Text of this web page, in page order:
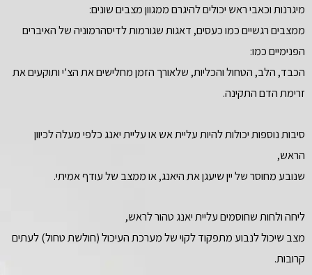
מיגרנות וכאבי ראש יכולים להיגרם ממגוון מצבים שונים:
ממצבים רגשיים כמו כעסים, דאגות שגורמות לדיסהרמוניה של האיברים
הפנימיים כמו:
הכבד, הלב, הטחול והכליות, שלאורך הזמן מחלישים את הצ'י ותוקעים את
זרימת הדם התקינה.
סיבות נוספות יכולות להיות עליית אש או עליית יאנג כלפי מעלה לכיוון
הראש,
שנובע מחוסר של יין שיעגן את היאנג, או ממצב של עודף אמיתי.
ליחה ולחות שחוסמים עליית יאנג טהור לראש,
מצב שיכול לנבוע מתפקוד לקוי של מערכת העיכול (חולשת טחול) לעתים
קרובות.